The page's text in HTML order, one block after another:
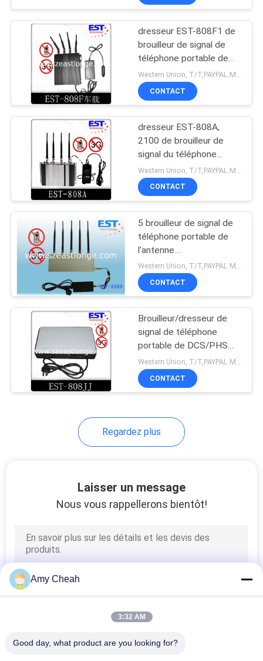
SITE
PRIVACY
POLICY
dresseur EST-808F1 de
brouilleur de signal de
téléphone portable de
voiture de 3G 33dBm
avec l'antenne 4
CONTACT
dresseur EST-808A,
2100 de brouilleur de
signal du téléphone
portable 3G - fréquence
2200MHZ
CONTACT
5 brouilleur de signal de
téléphone portable de
l'antenne
33dBm/dresseur EST-
808D pour la coutume
Western Union, T/T,PAYPAL MOQ:1PC
CONTACT
Brouilleur/dresseur de
signal de téléphone
portable de DCS/PHS
construit dans l'antenneWestern Union, T/T,PAYPAL MOQ:1PCS
CONTACT
Regardez plus
Laisser un message
Nous vous rappellerons bientôt!
Amy Cheah
3:32 AM
Good day, what product are you looking for?